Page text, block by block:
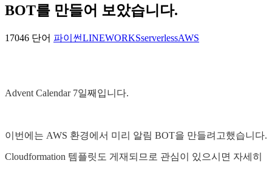
BOT를 만들어 보았습니다.
17046 단어 파이썬LINEWORKSserverlessAWS
Advent Calendar 7일째입니다.
이번에는 AWS 환경에서 미리 알림 BOT을 만들려고했습니다.
Cloudformation 템플릿도 게재되므로 관심이 있으시면 자세히